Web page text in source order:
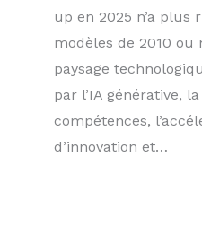
up en 2025 n’a plus
modèles de 2010 ou
paysage
par l’IA générative,
compétences,
d’innovation et…